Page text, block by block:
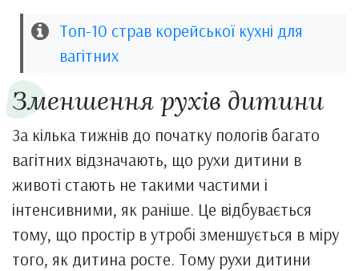
Топ-10 страв корейської кухні для
вагітних
Зменшення рухів дитини
За кілька тижнів до початку пологів багато
вагітних відзначають, що рухи дитини в
животі стають не такими частими і
інтенсивними, як раніше. Це відбувається
тому, що простір в утробі зменшується в міру
того, як дитина росте. Тому рухи дитини